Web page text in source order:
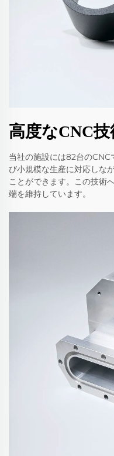
高度なCNC技
当社の施設には82台のCNC
び小規模な生産に対応しな
ことができます。この技術
端を維持しています。